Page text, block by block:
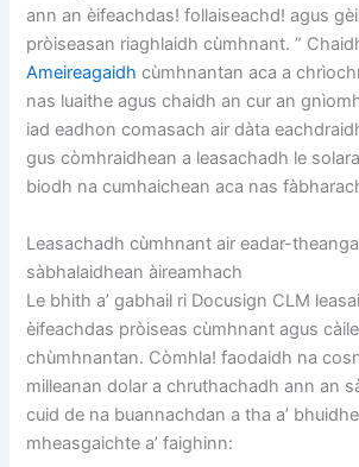
ann an èifeachdas! follaiseachd! agus
pròiseasan riaghlaidh cùmhnant. ”
Ameireagaidh cùmhnantan aca a
nas luaithe agus chaidh an cur an
iad eadhon comasach air dàta
gus còmhraidhean a leasachadh le
biodh na cumhaichean aca nas
Leasachadh cùmhnant air eadar-
sàbhalaidhean àireamhach
Le bhith a’ gabhail ri Docusign CLM
èifeachdas pròiseas cùmhnant agus
chùmhnantan. Còmhla! faodaidh na
milleanan dolar a chruthachadh ann an
cuid de na buannachdan a tha a’
mheasgaichte a’ faighinn: